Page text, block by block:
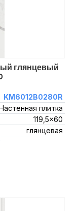
глянцевый
KM6012B0280R
плитка
119,5x60
глянцевая